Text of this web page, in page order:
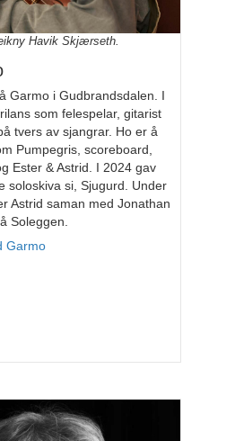
Havik Skjærseth.
Garmo i Gudbrandsdalen. I
som felespelar, gitarist
tvers av sjangrar. Ho er å
Pumpegris, scoreboard,
Ester & Astrid. I 2024 gav
soloskiva si, Sjugurd. Under
Astrid saman med Jonathan
Soleggen.
Garmo